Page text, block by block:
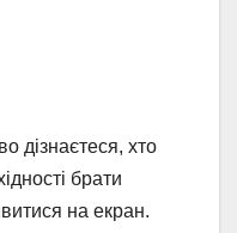
дізнаєтеся, хто
брати
на екран.